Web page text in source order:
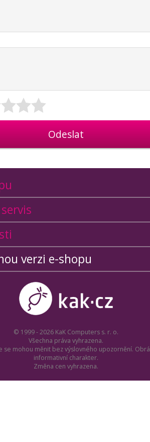
Odeslat
verzi e-shopu
© 1999 - 2026 KaK Computers s. r. o.
Všechna práva vyhrazena.
se mohou měnit bez výslovného upozornění.
informativní charakter.
Změna cen vyhrazena.